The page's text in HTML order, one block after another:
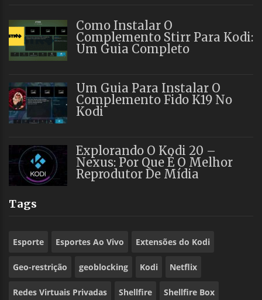
Como Instalar O
Complemento Stirr Para Kodi:
Um Guia Completo
Um Guia Para Instalar O
Complemento Fido K19 No
Kodi
Explorando O Kodi 20 –
Nexus: Por Que É O Melhor
Reprodutor De Mídia
Tags
Esporte Esportes Ao Vivo Extensões do Kodi
Geo-restrição geoblocking Kodi Netflix
Redes Virtuais Privadas Shellfire Shellfire Box